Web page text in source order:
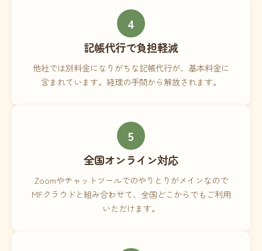
4
記帳代行で負担軽減
他社では別料金になりがちな記帳代行が、基本料金に
含まれています。経理の手間から解放されます。
5
全国オンライン対応
Zoomやチャットツールでのやりとりがメインなので
MFクラウドと組み合わせて、全国どこからでもご利用
いただけます。